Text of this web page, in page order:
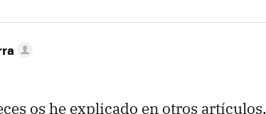
os he explicado en otros